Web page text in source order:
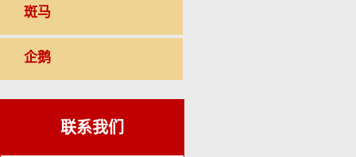
斑马
企鹅
联系我们